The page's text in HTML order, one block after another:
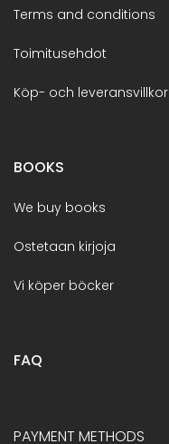
Terms and conditions
Toimitusehdot
Köp- och leveransvillkor
BOOKS
We buy books
Ostetaan kirjoja
Vi köper böcker
FAQ
PAYMENT METHODS